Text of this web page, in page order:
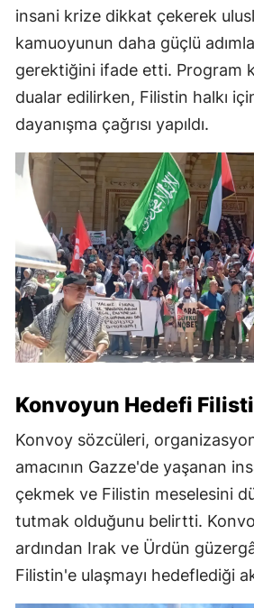
insani krize dikkat çekerek
kamuoyunun daha güçlü
gerektiğini ifade etti. Program
dualar edilirken, Filistin halkı
dayanışma çağrısı yapıldı.
Konvoyun Hedefi
Konvoy sözcüleri,
amacının Gazze'de yaşanan
çekmek ve Filistin meselesini
tutmak olduğunu belirtti.
ardından Irak ve Ürdün
Filistin'e ulaşmayı hedeflediği